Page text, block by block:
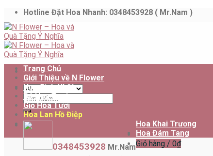
Skip
to
content
Hotline Đặt Hoa Nhanh: 0348453928 ( Mr.Nam )
Tìm
kiếm:
0348453928 Mr.NamGiỏ hàng / 0₫
Trang Chủ
Giới Thiệu về N Flower
Hoa Sinh Nhật
Bó Hoa Tươi
Giỏ Hoa Tươi
Hoa Lan Hồ Điệp
Hoa Khai Trương
Hoa Đám Tang